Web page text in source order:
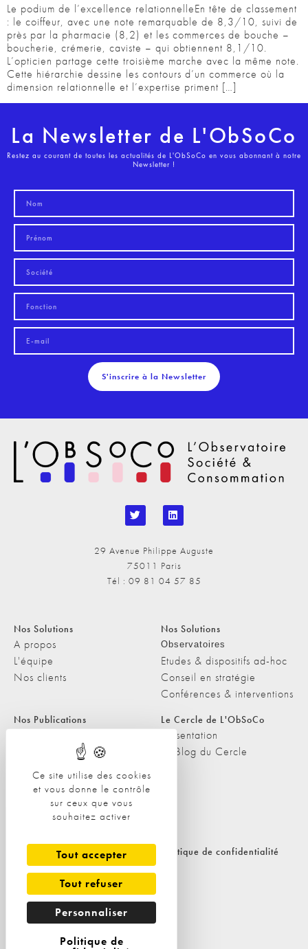
Ce site utilise des cookies
et vous donne le contrôle
sur ceux que vous
souhaitez activer
Tout accepter
Tout refuser
Personnaliser
Politique de
Le podium de l’excellence relationnelleEn tête de classement
: le coiffeur, avec une note remarquable de 8,3/10, suivi de
près par la pharmacie (8,2) et les commerces de bouche –
boucherie, crémerie, caviste – qui obtiennent 8,1/10.
L’opticien partage cette troisième marche avec la même note.
Cette hiérarchie dessine les contours d’un commerce où la
dimension relationnelle et l’expertise priment […]
La Newsletter de L'ObSoCo
Restez au courant de toutes les actualités de L'ObSoCo en vous abonnant à notre
Newsletter !
S'inscrire à la Newsletter
29 Avenue Philippe Auguste
75011 Paris
Tél : 09 81 04 57 85
Nos Solutions
A propos
L'équipe
Nos clients
Nos Solutions
Observatoires
Etudes & dispositifs ad-hoc
Conseil en stratégie
Conférences & interventions
Nos Publications
Les Podcasts de L'ObSoCo
L'ObSoCo dans les médias
Le Cercle de L'ObSoCo
Présentation
Le Blog du Cercle
Contacts
Nous contacter
Politique de cookies Politique de confidentialité